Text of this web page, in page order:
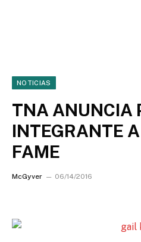
NOTICIAS
TNA ANUNCIA
INTEGRANTE
FAME
McGyver 06/14/2016